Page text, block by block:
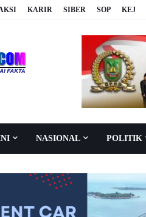
KARIR SIBER SOP KEJ
NASIONAL POLITIK